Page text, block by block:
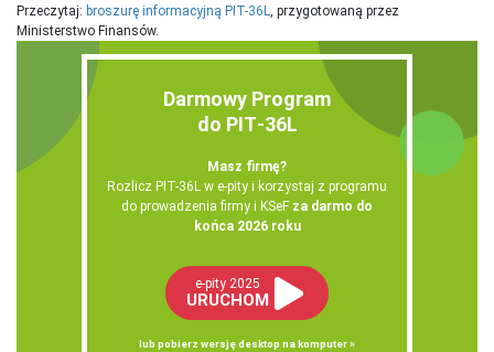
Darmowy Program
do PIT‑36L
Masz firmę?
Rozlicz PIT-36L w e-pity i korzystaj z programu
do prowadzenia firmy i KSeF za darmo do
końca 2026 roku
e-pity 2025
URUCHOM
lub pobierz wersję desktop na komputer »
Przeczytaj: broszurę informacyjną PIT-36L, przygotowaną przez
Ministerstwo Finansów.